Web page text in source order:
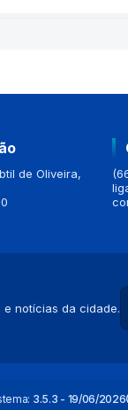
de Oliveira,
notícias da cidade.
3.5.3 - 19/06/2026